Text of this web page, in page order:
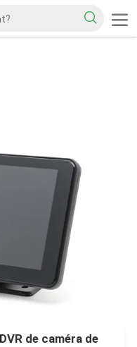
de caméra de